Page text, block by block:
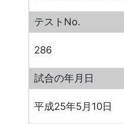
テストNo.
286
試合の年月日
平成25年5月10日